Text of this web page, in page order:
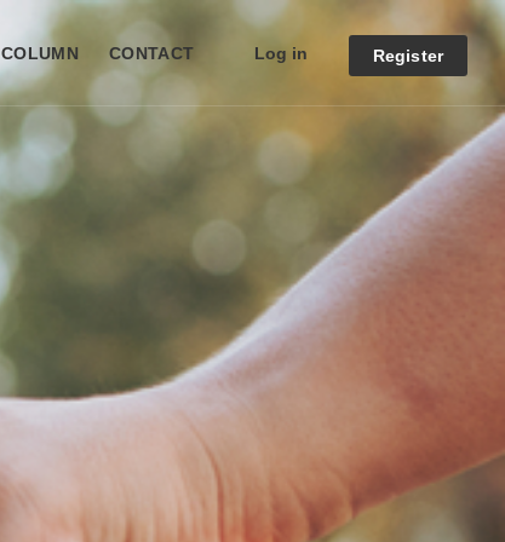
COLUMN CONTACT Log in Register